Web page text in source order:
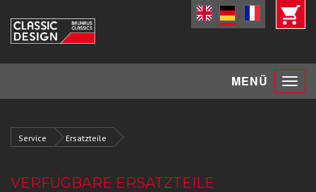
MENÜ Toggle
Service Ersatzteile
VERFÜGBARE ERSATZTEILE